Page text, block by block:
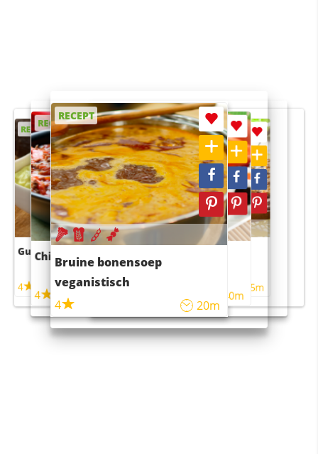
RECEPT
Guacamole
4
RECEPT
Chili con carne
4
RECEPT
Bruine bonensoep
veganistisch
4
20m
RECEPT
Sushi rijstsalade
maaltijdsalade
40m
RECEPT
4 55m